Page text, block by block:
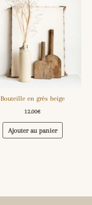
Bouteille en grès beige
12.00€
Ajouter au panier